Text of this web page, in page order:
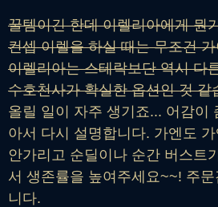
꿀템이긴 한데 이렐리아에게 뭔
컨셉 이렐을 하실 때는 무조건
이렐리아는 스테락보단 역시 다
수호천사가 확실한 옵션인 것
올릴 일이 자주 생기죠... 어감이
아서 다시 설명합니다. 가엔도
안가리고 순딜이나 순간 버스트
서 생존률을 높여주세요~~! 주
니다.